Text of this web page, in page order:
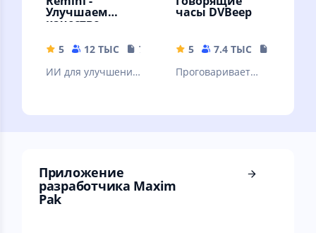
Улучшаем
качество
5 12 ТЫС
79.19 MB
ИИ для улучшения
часы DVBeep
5 7.4 ТЫС
Проговаривает
Приложение
разработчика Maxim
Pak